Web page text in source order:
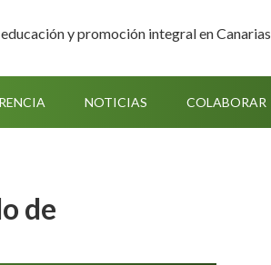
y promoción integral en Canarias
NOTICIAS COLABORAR
de